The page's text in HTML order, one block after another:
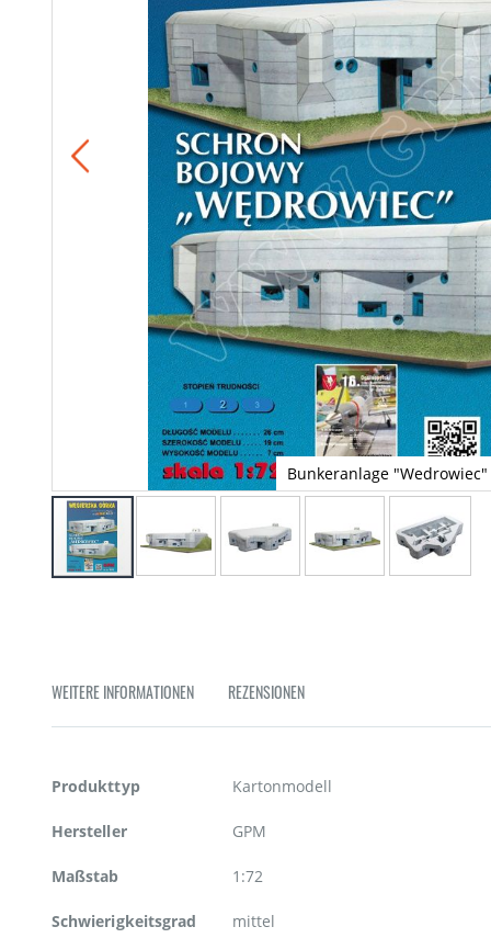
Bunkeranlage "Wedrowiec"
WEITERE INFORMATIONEN REZENSIONEN
Weitere
Produkttyp Kartonmodell
Hersteller GPM
Maßstab 1:72
Schwierigkeitsgrad mittel